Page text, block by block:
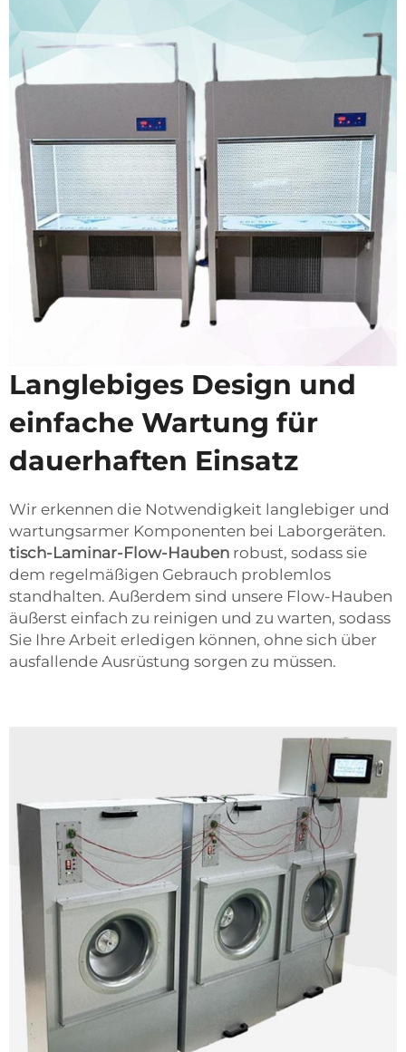
Langlebiges Design und
einfache Wartung für
dauerhaften Einsatz
Wir erkennen die Notwendigkeit langlebiger und
wartungsarmer Komponenten bei Laborgeräten.
tisch-Laminar-Flow-Hauben robust, sodass sie
dem regelmäßigen Gebrauch problemlos
standhalten. Außerdem sind unsere Flow-Hauben
äußerst einfach zu reinigen und zu warten, sodass
Sie Ihre Arbeit erledigen können, ohne sich über
ausfallende Ausrüstung sorgen zu müssen.